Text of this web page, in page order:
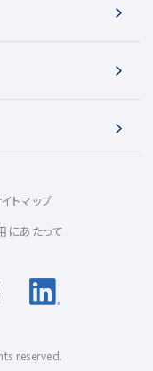
トマップ
にあたって
reserved.